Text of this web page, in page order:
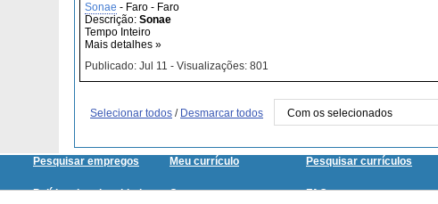
Sonae - Faro - Faro
Descrição: Sonae
Tempo Inteiro
Mais detalhes »
Publicado: Jul 11 - Visualizações: 801
Selecionar todos / Desmarcar todos
Pesquisar empregos Meu currículo Pesquisar currículos
Política de privacidade Contacte-nos FAQ